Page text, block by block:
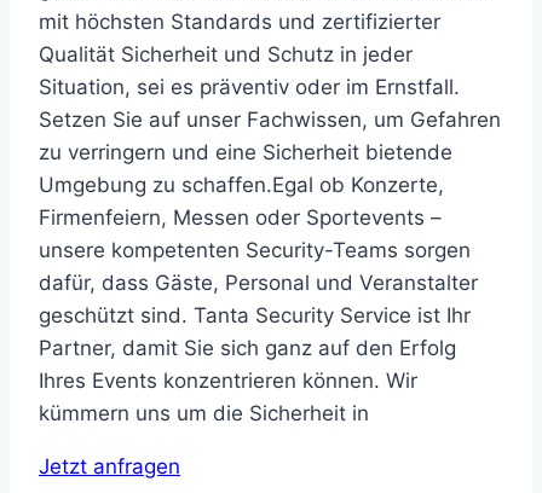
mit höchsten Standards und zertifizierter
Qualität Sicherheit und Schutz in jeder
Situation, sei es präventiv oder im Ernstfall.
Setzen Sie auf unser Fachwissen, um Gefahren
zu verringern und eine Sicherheit bietende
Umgebung zu schaffen.Egal ob Konzerte,
Firmenfeiern, Messen oder Sportevents –
unsere kompetenten Security-Teams sorgen
dafür, dass Gäste, Personal und Veranstalter
geschützt sind. Tanta Security Service ist Ihr
Partner, damit Sie sich ganz auf den Erfolg
Ihres Events konzentrieren können. Wir
kümmern uns um die Sicherheit in
Jetzt anfragen